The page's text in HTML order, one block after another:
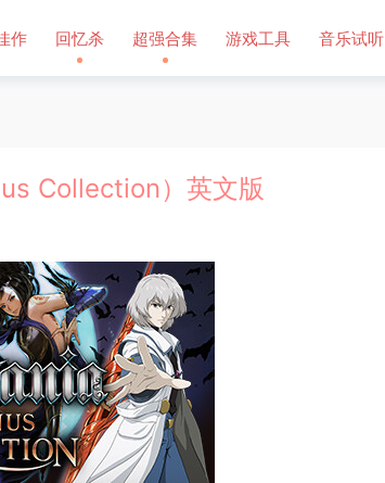
作 回忆杀 超强合集 游戏工具 音乐试听
Collection）英文版